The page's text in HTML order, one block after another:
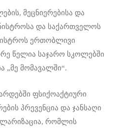
მეცნიერებისა და
და საქართველოს
ერთობლივი
წელია საჯარო სკოლებში
„მე მომავალში“.
ფსიქოაქტიური
პრევენცია და ჯანსაღი
რომლის